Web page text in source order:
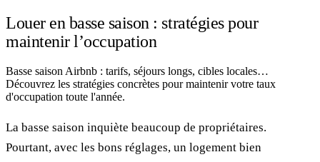
Louer en basse saison : stratégies pour
maintenir l’occupation
Basse saison Airbnb : tarifs, séjours longs, cibles locales…
Découvrez les stratégies concrètes pour maintenir votre taux
d'occupation toute l'année.
La basse saison inquiète beaucoup de propriétaires.
Pourtant, avec les bons réglages, un logement bien